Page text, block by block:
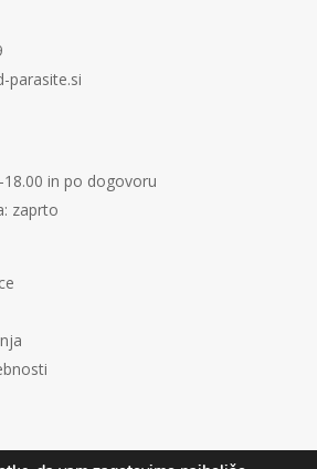
parasite.si
in po dogovoru
zaprto